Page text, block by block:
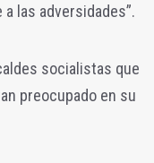
las adversidades”.
socialistas que
preocupado en su